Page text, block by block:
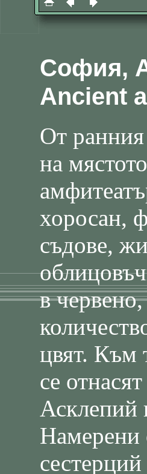
София,
Ancient
От ранния
на
хоросан,
съдове,
в
цвят. Към
се
Асклепий
Намерени